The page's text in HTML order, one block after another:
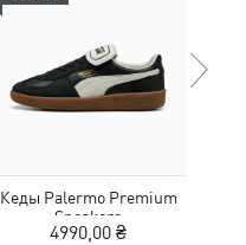
Кеды Palermo Premium
Sneakers
4990,00 ₴